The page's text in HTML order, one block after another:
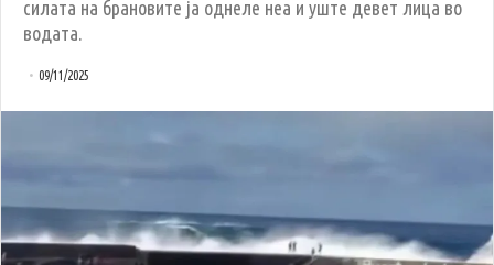
силата на брановите ја однеле неа и уште девет лица во
водата.
09/11/2025